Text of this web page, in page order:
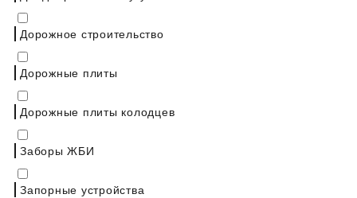
Дорожное строительство
Дорожные плиты
Дорожные плиты колодцев
Заборы ЖБИ
Запорные устройства